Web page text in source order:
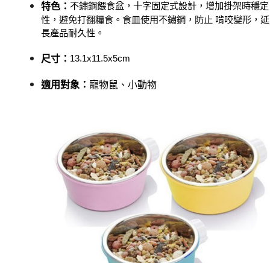
【注意事項】
１．透過由恩沛科技股份有限公司提供之「AFTEE先享後付」服務完成之交
權轉讓予恩沛科技股份有限公司。
２．關於個人資料處理事宜，請瀏覽以下網址：
３．未成年的使用者請事先徵得法定代理人或監護人之同意方可使用
請求用戶進行身份認證。
５．嚴禁一人註冊多個帳號或使用他人資訊註冊。若發現惡意使用之情形，
恩沛科技股份有限公司將有權停止該用戶之使用額度並採取法律行動。
7-11取貨付款_限重10KG
每筆NT$60，滿NT$999(含以上)免運費
付款後7-11取貨_限重10KG
中壢限定｜毛速配 14:00前下單當日到！🐶
每筆NT$120，滿NT$999(含以上)免運費
特色： 不鏽鋼餵食盆，十字固定式設計，增加掛架時穩定
性，避免打翻糧食。食皿使用不鏽鋼，防止 啃咬變形，延
長產品耐久性。
尺寸 ： 13.1x11.5x5cm
適用對象： 寵物鼠、小動物